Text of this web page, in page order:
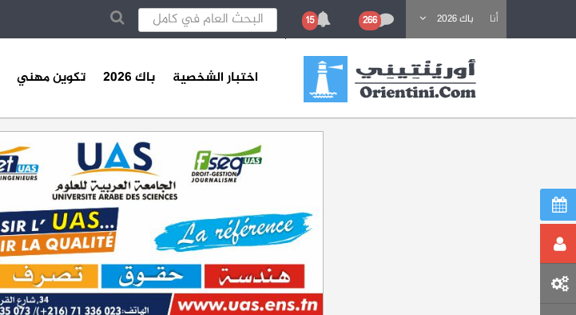
أنا باك 2026
باحث عن تكوين
266
15
اختبار الشخصية باك 2026 تكوين مهني